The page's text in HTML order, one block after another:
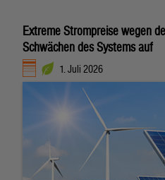
Extreme Strompreise wegen
Schwächen des Systems auf
1. Juli 2026